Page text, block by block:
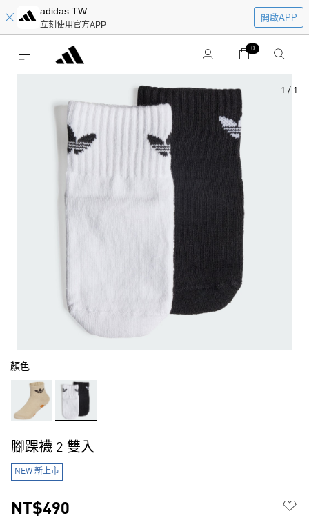
adidas TW
立刻使用官方APP
開啟APP
0
1 / 1
顏色
腳踝襪 2 雙入
NEW 新上市
NT$490